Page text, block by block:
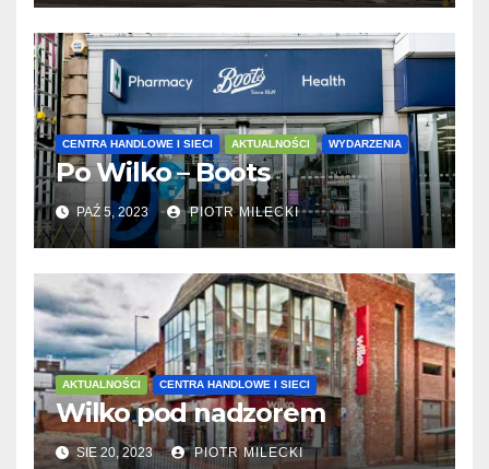
CENTRA HANDLOWE I SIECI AKTUALNOŚCI WYDARZENIA
Po Wilko – Boots
PAŹ 5, 2023 PIOTR MILECKI
AKTUALNOŚCI CENTRA HANDLOWE I SIECI
Wilko pod nadzorem
SIE 20, 2023 PIOTR MILECKI